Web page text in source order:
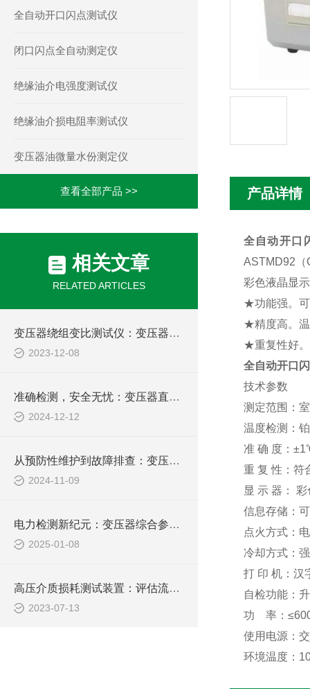
全自动开口闪点测试仪
闭口闪点全自动测定仪
绝缘油介电强度测试仪
绝缘油介损电阻率测试仪
变压器油微量水份测定仪
查看全部产品 >>
相关文章
RELATED ARTICLES
变压器绕组变比测试仪：变压器维护的关键工具
2023-12-08
准确检测，安全无忧：变压器直流电阻测试仪助力电力维护
2024-12-12
从预防性维护到故障排查：变压器绕组变比测试仪在电力行业的多功能应用探索
2024-11-09
电力检测新纪元：变压器综合参数测试仪，创新技术，领电力行业智能化转型
2025-01-08
高压介质损耗测试装置：评估流体输送过程中的能量损失
2023-07-13
产品详情
全自动开口
ASTMD92（
彩色液晶显
★功能强。可
★精度高。
★重复性好。
全自动开口
技术参数
测定范围：
温度检测：
准 确 度：
重 复 性：符
显 示 器：
信息存储：
点火方式：
冷却方式：
打 印 机：汉
自检功能：
功 率：
使用电源：
环境温度：